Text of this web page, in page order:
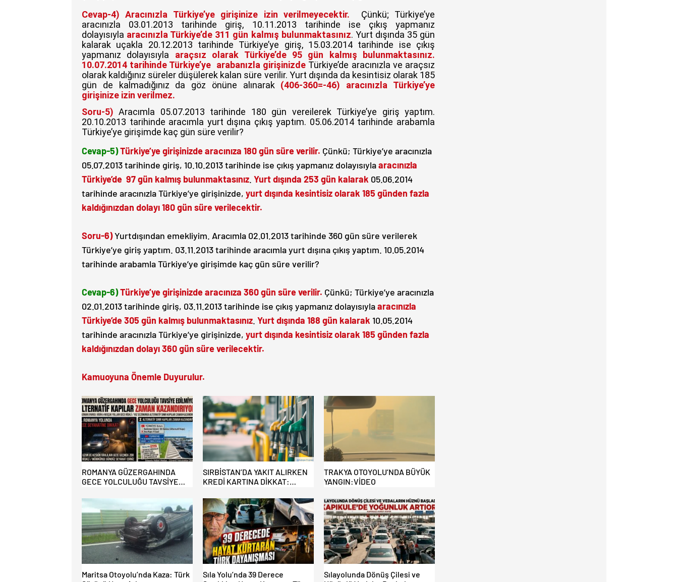
Cevap-4) Aracınızla Türkiye’ye girişinize izin verilmeyecektir. Çünkü; Türkiye’ye
aracınızla 03.01.2013 tarihinde giriş, 10.11.2013 tarihinde ise çıkış yapmanız
dolayısıyla aracınızla Türkiye’de 311 gün kalmış bulunmaktasınız. Yurt dışında 35 gün
kalarak uçakla 20.12.2013 tarihinde Türkiye’ye giriş, 15.03.2014 tarihinde ise çıkış
yapmanız dolayısıyla
araçsız olarak Türkiye’de 95 gün kalmış bulunmaktasınız.
10.07.2014 tarihinde Türkiye’ye arabanızla girişinizde Türkiye’de aracınızla ve araçsız
olarak kaldığınız süreler düşülerek kalan süre verilir. Yurt dışında da kesintisiz olarak 185
gün de kalmadığınız da göz önüne alınarak (406-360=-46) aracınızla Türkiye’ye
girişinize izin verilmez.
Soru-5) Aracımla 05.07.2013 tarihinde 180 gün vereilerek Türkiye’ye giriş yaptım.
20.10.2013 tarihinde aracımla yurt dışına çıkış yaptım. 05.06.2014 tarihinde arabamla
Türkiye’ye girişimde kaç gün süre verilir?
Cevap-5)Türkiye’ye girişinizde aracınıza 180 gün süre verilir. Çünkü; Türkiye’ye aracınızla
05.07.2013 tarihinde giriş, 10.10.2013 tarihinde ise çıkış yapmanız dolayısıylaaracınızla
Türkiye’de 97 gün kalmış bulunmaktasınız. Yurt dışında 253 gün kalarak 05.06.2014
tarihinde aracınızla Türkiye’ye girişinizde, yurt dışında kesintisiz olarak 185 günden fazla
kaldığınızdan dolayı180 gün süre verilecektir.
Soru-6)Yurtdışından emekliyim. Aracımla 02.01.2013 tarihinde 360 gün süre verilerek
Türkiye’ye giriş yaptım. 03.11.2013 tarihinde aracımla yurt dışına çıkış yaptım. 10.05.2014
tarihinde arabamla Türkiye’ye girişimde kaç gün süre verilir?
Cevap-6)Türkiye’ye girişinizde aracınıza 360 gün süre verilir. Çünkü; Türkiye’ye aracınızla
02.01.2013 tarihinde giriş, 03.11.2013 tarihinde ise çıkış yapmanız dolayısıylaaracınızla
Türkiye’de 305 gün kalmış bulunmaktasınız. Yurt dışında 188 gün kalarak 10.05.2014
tarihinde aracınızla Türkiye’ye girişinizde, yurt dışında kesintisiz olarak 185 günden fazla
kaldığınızdan dolayı360 gün süre verilecektir.
Kamuoyuna Önemle Duyurulur.
ROMANYA GÜZERGAHINDA
GECE YOLCULUĞU TAVSİYE
KAPILAR ZAMAN
KAZANDIRIYOR!
SIRBİSTAN’DA YAKIT ALIRKEN
KREDİ KARTINA DİKKAT:
TRAKYA OTOYOLU’NDA BÜYÜK
YANGIN:VİDEO
Maritsa Otoyolu’nda Kaza: Türk
Sıla Yolu’nda 39 Derece
Sılayolunda Dönüş Çilesi ve